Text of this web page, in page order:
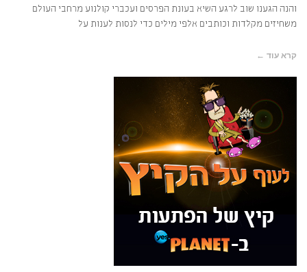
והנה הגענו שוב לרגע השיא בעונת הפרסים ועכברי קולנוע מרחבי העולם
משחיזים מקלדות וכותבים אלפי מילים כדי לנסות לענות על
קרא עוד ←